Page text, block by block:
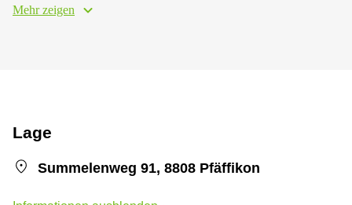
Mehr zeigen
Lage
Summelenweg 91, 8808 Pfäffikon